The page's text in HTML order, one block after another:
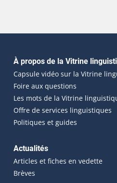
Navigation
À propos de la Vitrine
Capsule vidéo sur la Vitrine
Foire aux questions
Les mots de la Vitrine
Offre de services linguistiques
Politiques et guides
Actualités
Articles et fiches en vedette
Brèves